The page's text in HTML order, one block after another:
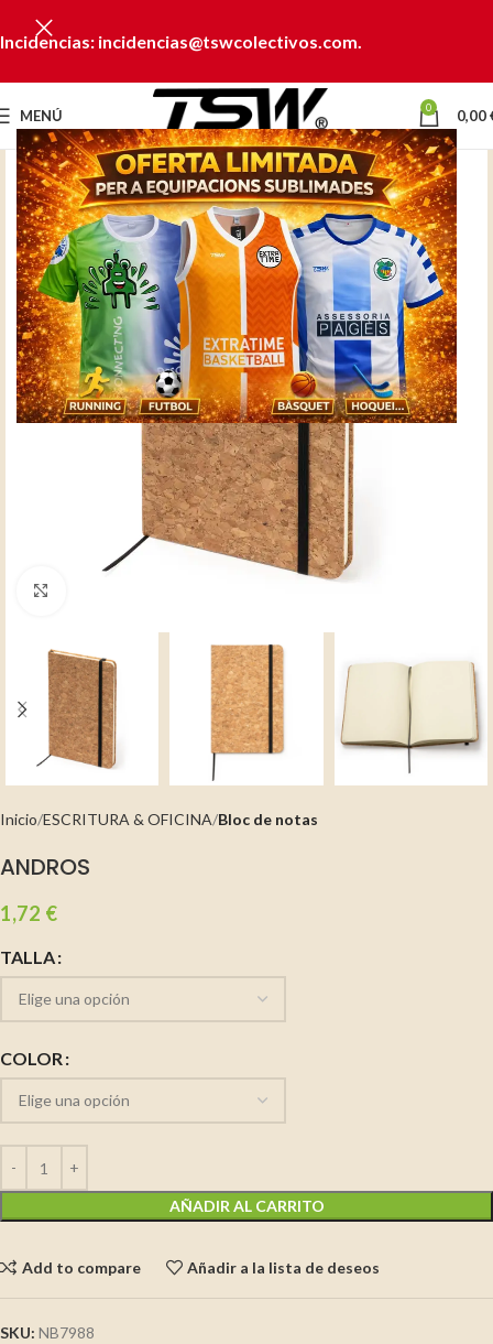
Incidencias: incidencias@tswcolectivos.com.
MENÚ 0 0,00
Inicio ESCRITURA & OFICINA Bloc de notas
ANDROS
1,72 €
TALLA
COLOR
AÑADIR AL CARRITO
Add to compare Añadir a la lista de deseos
SKU: NB7988